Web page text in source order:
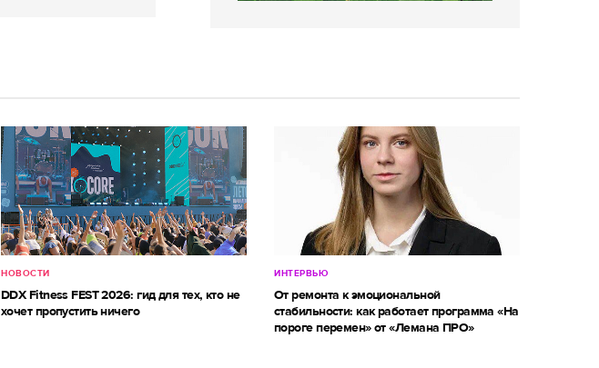
НОВОСТИ
DDX Fitness FEST 2026: гид для тех, кто не
хочет пропустить ничего
ИНТЕРВЬЮ
От ремонта к эмоциональной
стабильности: как работает программа «На
пороге перемен» от «Лемана ПРО»